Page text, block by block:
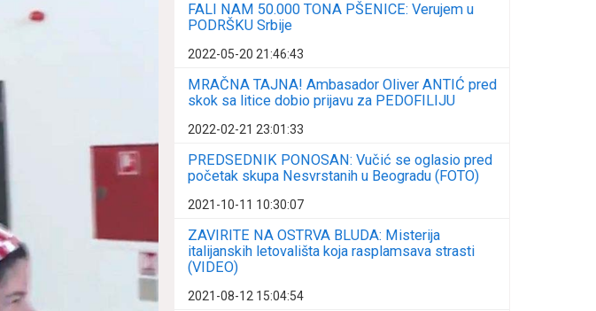
FALI NAM 50.000 TONA PŠENICE: Verujem u
PODRŠKU Srbije
2022-05-20 21:46:43
MRAČNA TAJNA! Ambasador Oliver ANTIĆ pred
skok sa litice dobio prijavu za PEDOFILIJU
2022-02-21 23:01:33
PREDSEDNIK PONOSAN: Vučić se oglasio pred
početak skupa Nesvrstanih u Beogradu (FOTO)
2021-10-11 10:30:07
ZAVIRITE NA OSTRVA BLUDA: Misterija
italijanskih letovališta koja rasplamsava strasti
(VIDEO)
2021-08-12 15:04:54